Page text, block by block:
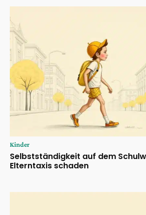
Kinder
Selbstständigkeit auf dem
Elterntaxis schaden